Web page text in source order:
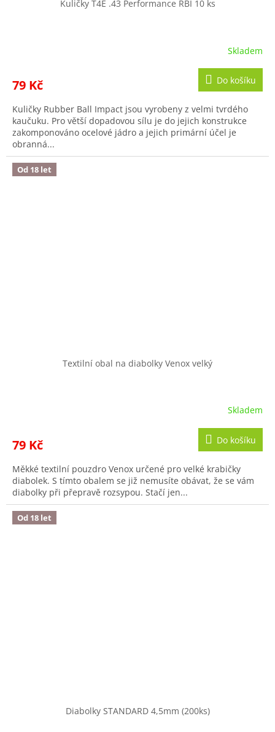
Kuličky T4E .43 Performance RBI 10 ks
Skladem
79 Kč Do košíku
Kuličky Rubber Ball Impact jsou vyrobeny z velmi tvrdého
kaučuku. Pro větší dopadovou sílu je do jejich konstrukce
zakomponováno ocelové jádro a jejich primární účel je
obranná...
Od 18 let
Textilní obal na diabolky Venox velký
Skladem
79 Kč Do košíku
Měkké textilní pouzdro Venox určené pro velké krabičky
diabolek. S tímto obalem se již nemusíte obávat, že se vám
diabolky při přepravě rozsypou. Stačí jen...
Od 18 let
Diabolky STANDARD 4,5mm (200ks)